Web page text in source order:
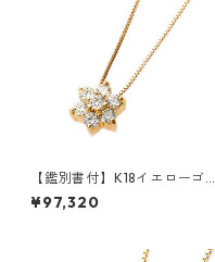
【鑑別書付】K18イエローゴー
ルド 天然ダイヤネックレス ダ
イヤモンドペンダント/ネック
¥97,320